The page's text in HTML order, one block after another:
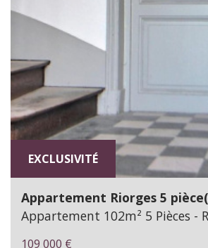
EXCLUSIVITÉ
Appartement Riorges 5
Appartement 102m² 5 Pièces -
109 000 €